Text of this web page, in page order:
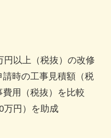
以上（税抜）の改修
時の工事見積額（税
用（税抜）を比較
万円）を助成